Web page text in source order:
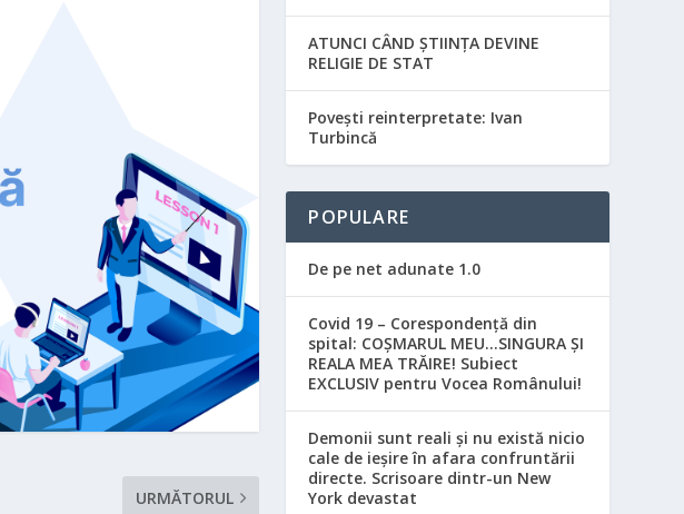
URMĂTORUL
ATUNCI CÂND ȘTIINȚA DEVINE
RELIGIE DE STAT
Povești reinterpretate: Ivan
Turbincă
POPULARE
De pe net adunate 1.0
Covid 19 – Corespondență din
spital: COȘMARUL MEU…SINGURA ȘI
REALA MEA TRĂIRE! Subiect
EXCLUSIV pentru Vocea Românului!
Demonii sunt reali și nu există nicio
cale de ieșire în afara confruntării
directe. Scrisoare dintr-un New
York devastat